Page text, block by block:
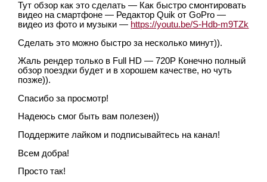
Тут обзор как это сделать — Как быстро смонтировать
видео на смартфоне — Редактор Quik от GoPro —
видео из фото и музыки — https://youtu.be/S-Hdb-m9TZk
Сделать это можно быстро за несколько минут)).
Жаль рендер только в Full HD — 720P Конечно полный
обзор поездки будет и в хорошем качестве, но чуть
позже)).
Спасибо за просмотр!
Надеюсь смог быть вам полезен))
Поддержите лайком и подписывайтесь на канал!
Всем добра!
Просто так!